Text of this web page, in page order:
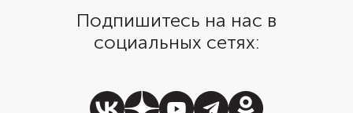
Подпишитесь на нас в
социальных сетях: